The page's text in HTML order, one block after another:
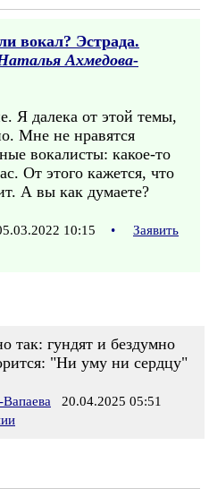
вокал? Эстрада.
Ахмедова-
Я далека от этой темы,
Мне не нравятся
вокалисты: какое-то
От этого кажется, что
А вы как думаете?
10:15 •
Заявить
так: гундят и бездумно
"Ни уму ни сердцу"
20.04.2025 05:51